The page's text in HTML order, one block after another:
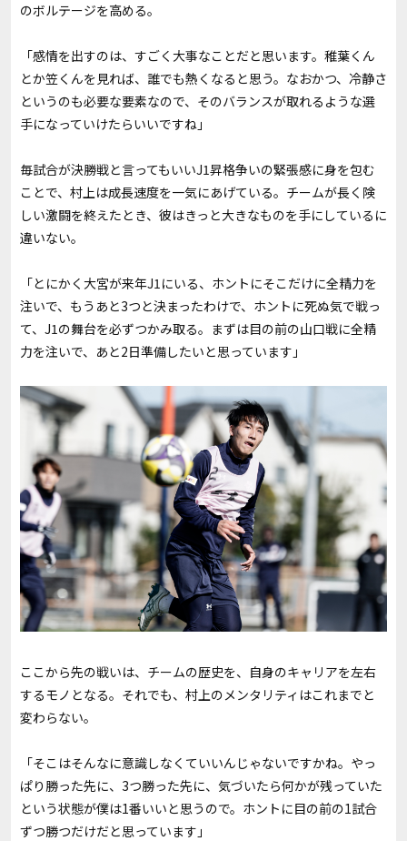
のボルテージを高める。
「感情を出すのは、すごく大事なことだと思います。稚葉くん
とか笠くんを見れば、誰でも熱くなると思う。なおかつ、冷静さ
というのも必要な要素なので、そのバランスが取れるような選
手になっていけたらいいですね」
毎試合が決勝戦と言ってもいいJ1昇格争いの緊張感に身を包む
ことで、村上は成長速度を一気にあげている。チームが長く険
しい激闘を終えたとき、彼はきっと大きなものを手にしているに
違いない。
「とにかく大宮が来年J1にいる、ホントにそこだけに全精力を
注いで、もうあと3つと決まったわけで、ホントに死ぬ気で戦っ
て、J1の舞台を必ずつかみ取る。まずは目の前の山口戦に全精
力を注いで、あと2日準備したいと思っています」
ここから先の戦いは、チームの歴史を、自身のキャリアを左右
するモノとなる。それでも、村上のメンタリティはこれまでと
変わらない。
「そこはそんなに意識しなくていいんじゃないですかね。やっ
ぱり勝った先に、3つ勝った先に、気づいたら何かが残っていた
という状態が僕は1番いいと思うので。ホントに目の前の1試合
ずつ勝つだけだと思っています」